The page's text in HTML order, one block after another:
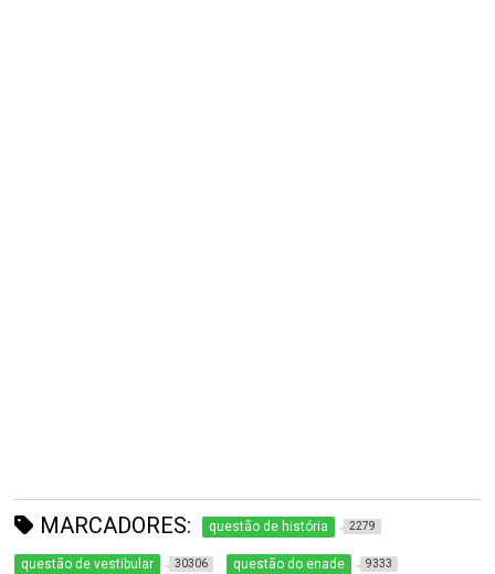
MARCADORES: questão de história 2279
questão de vestibular 30306 questão do enade 9333